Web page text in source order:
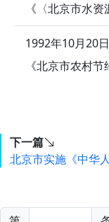
《〈北京市水
1992年10月20
《北京市农村
下一篇
北京市实施《中华